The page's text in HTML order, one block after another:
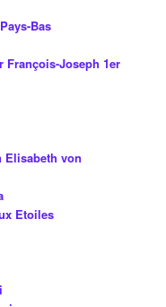
Bas
François-Joseph 1er
Elisabeth von
Etoiles